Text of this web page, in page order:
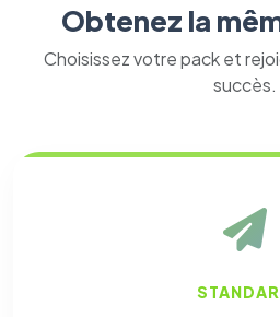
Obtenez la
Choisissez votre pack et
succès.